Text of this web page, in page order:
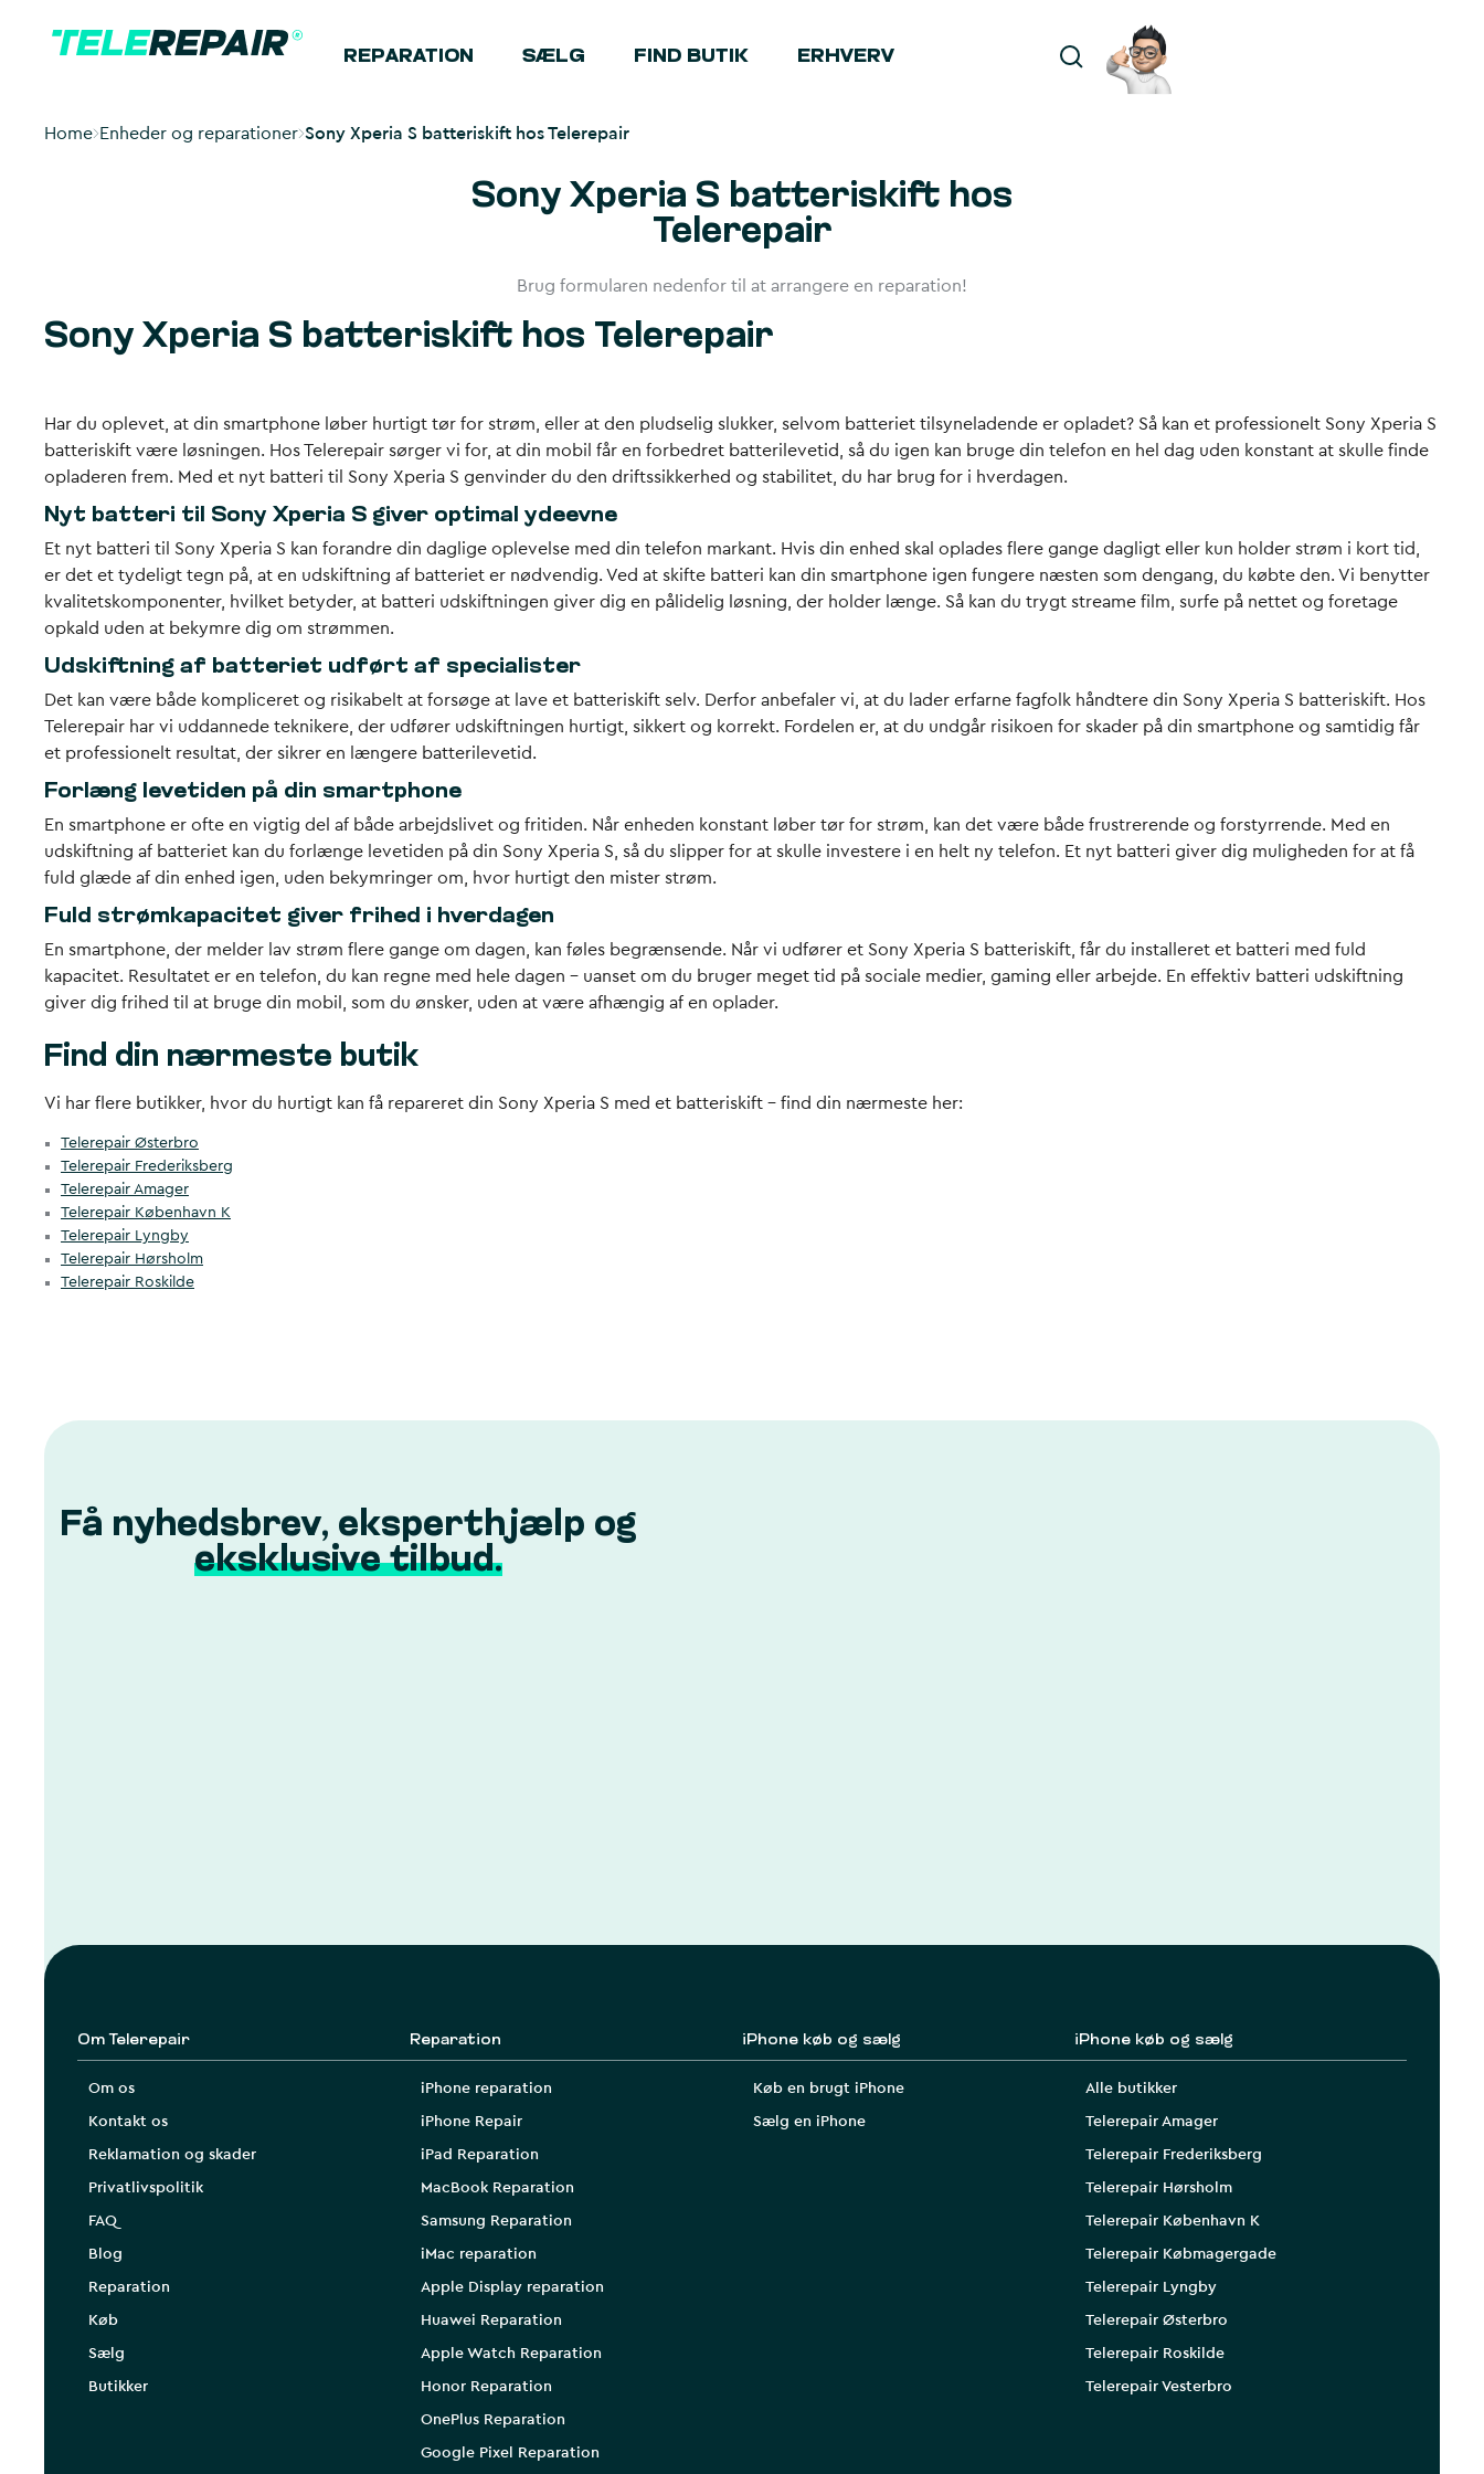
REPARATION SÆLG FIND BUTIK ERHVERV
Home Enheder og reparationer Sony Xperia S batteriskift hos Telerepair
Sony Xperia S batteriskift hos
Telerepair
Brug formularen nedenfor til at arrangere en reparation!
Sony Xperia S batteriskift hos Telerepair
Har du oplevet, at din smartphone løber hurtigt tør for strøm, eller at den pludselig slukker, selvom batteriet tilsyneladende er opladet? Så kan et professionelt Sony Xperia S
batteriskift være løsningen. Hos Telerepair sørger vi for, at din mobil får en forbedret batterilevetid, så du igen kan bruge din telefon en hel dag uden konstant at skulle finde
opladeren frem. Med et nyt batteri til Sony Xperia S genvinder du den driftssikkerhed og stabilitet, du har brug for i hverdagen.
Nyt batteri til Sony Xperia S giver optimal ydeevne
Et nyt batteri til Sony Xperia S kan forandre din daglige oplevelse med din telefon markant. Hvis din enhed skal oplades flere gange dagligt eller kun holder strøm i kort tid,
er det et tydeligt tegn på, at en udskiftning af batteriet er nødvendig. Ved at skifte batteri kan din smartphone igen fungere næsten som dengang, du købte den. Vi benytter
kvalitetskomponenter, hvilket betyder, at batteri udskiftningen giver dig en pålidelig løsning, der holder længe. Så kan du trygt streame film, surfe på nettet og foretage
opkald uden at bekymre dig om strømmen.
Udskiftning af batteriet udført af specialister
Det kan være både kompliceret og risikabelt at forsøge at lave et batteriskift selv. Derfor anbefaler vi, at du lader erfarne fagfolk håndtere din Sony Xperia S batteriskift. Hos
Telerepair har vi uddannede teknikere, der udfører udskiftningen hurtigt, sikkert og korrekt. Fordelen er, at du undgår risikoen for skader på din smartphone og samtidig får
et professionelt resultat, der sikrer en længere batterilevetid.
Forlæng levetiden på din smartphone
En smartphone er ofte en vigtig del af både arbejdslivet og fritiden. Når enheden konstant løber tør for strøm, kan det være både frustrerende og forstyrrende. Med en
udskiftning af batteriet kan du forlænge levetiden på din Sony Xperia S, så du slipper for at skulle investere i en helt ny telefon. Et nyt batteri giver dig muligheden for at få
fuld glæde af din enhed igen, uden bekymringer om, hvor hurtigt den mister strøm.
Fuld strømkapacitet giver frihed i hverdagen
En smartphone, der melder lav strøm flere gange om dagen, kan føles begrænsende. Når vi udfører et Sony Xperia S batteriskift, får du installeret et batteri med fuld
kapacitet. Resultatet er en telefon, du kan regne med hele dagen – uanset om du bruger meget tid på sociale medier, gaming eller arbejde. En effektiv batteri udskiftning
giver dig frihed til at bruge din mobil, som du ønsker, uden at være afhængig af en oplader.
Find din nærmeste butik
Vi har flere butikker, hvor du hurtigt kan få repareret din Sony Xperia S med et batteriskift – find din nærmeste her:
Telerepair Østerbro
Telerepair Frederiksberg
Telerepair Amager
Telerepair København K
Telerepair Lyngby
Telerepair Hørsholm
Telerepair Roskilde
Få nyhedsbrev, eksperthjælp og
eksklusive tilbud.
Om Telerepair
Om os
Kontakt os
Reklamation og skader
Privatlivspolitik
FAQ
Blog
Reparation
Køb
Sælg
Butikker
Reparation
iPhone reparation
iPhone Repair
iPad Reparation
MacBook Reparation
Samsung Reparation
iMac reparation
Apple Display reparation
Huawei Reparation
Apple Watch Reparation
Honor Reparation
OnePlus Reparation
Google Pixel Reparation
iPhone køb og sælg
Køb en brugt iPhone
Sælg en iPhone
iPhone køb og sælg
Alle butikker
Telerepair Amager
Telerepair Frederiksberg
Telerepair Hørsholm
Telerepair København K
Telerepair Købmagergade
Telerepair Lyngby
Telerepair Østerbro
Telerepair Roskilde
Telerepair Vesterbro